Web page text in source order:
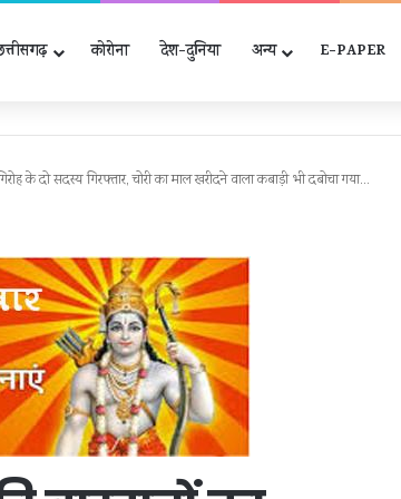
कोरोना देश-दुनिया अन्‍य E-PAPER
के दो सदस्य गिरफ्तार, चोरी का माल खरीदने वाला कबाड़ी भी दबोचा गया…
स्तरीय